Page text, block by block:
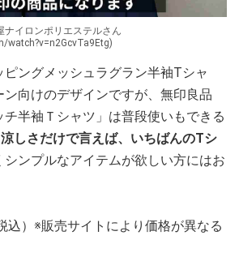
ナイロンポリエステルさん
watch?v=n2GcvTa9Etg)
ピングメッシュラグラン半袖Tシャ
向けのデザインですが、無印良品
チ半袖Ｔシャツ」は普段使いもできる
涼しさだけで言えば、いちばんのTシ
シンプルなアイテムが欲しい方にはお
込）※販売サイトにより価格が異なる